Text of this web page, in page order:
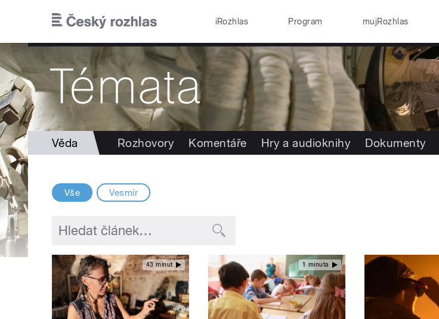
iRozhlas Program mujRozhlas
Věda Rozhovory Komentáře Hry a audioknihy Dokumenty
Vše Vesmír
43 minut 1 minuta